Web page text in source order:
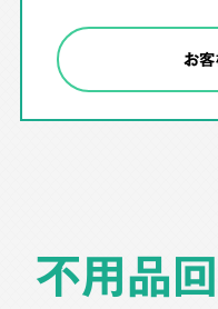
お
不用品